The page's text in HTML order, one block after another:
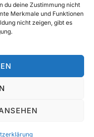
du deine Zustimmung nicht
Merkmale und Funktionen
nicht zeigen, gibt es
Dorn